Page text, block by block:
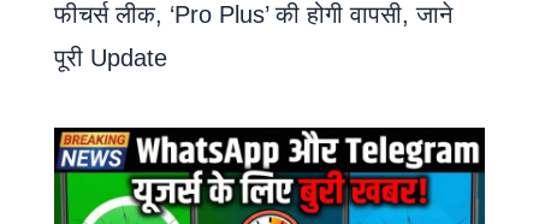
फीचर्स लीक, ‘Pro Plus’ की होगी वापसी, जाने
पूरी Update